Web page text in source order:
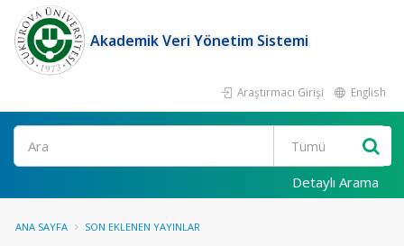
Akademik Veri Yönetim Sistemi
Araştırmacı Girişi English
Ara
Detaylı Arama
ANA SAYFA SON EKLENEN YAYINLAR